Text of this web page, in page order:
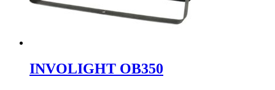
INVOLIGHT OB350